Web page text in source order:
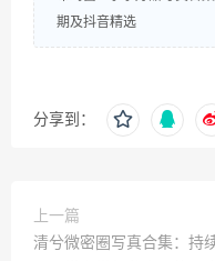
期及抖音精选
分享到：
上一篇
清兮微密圈写真合集：持